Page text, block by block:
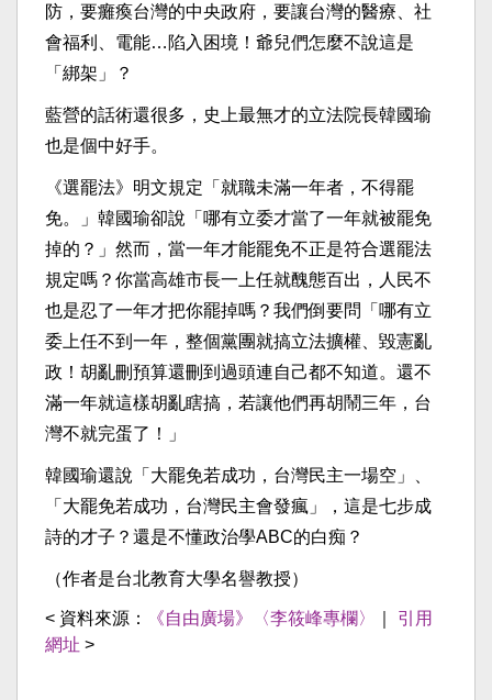
防，要癱瘓台灣的中央政府，要讓台灣的醫療、社
會福利、電能…陷入困境！爺兒們怎麼不說這是
「綁架」？
藍營的話術還很多，史上最無才的立法院長韓國瑜
也是個中好手。
《選罷法》明文規定「就職未滿一年者，不得罷
免。」韓國瑜卻說「哪有立委才當了一年就被罷免
掉的？」然而，當一年才能罷免不正是符合選罷法
規定嗎？你當高雄市長一上任就醜態百出，人民不
也是忍了一年才把你罷掉嗎？我們倒要問「哪有立
委上任不到一年，整個黨團就搞立法擴權、毀憲亂
政！胡亂刪預算還刪到過頭連自己都不知道。還不
滿一年就這樣胡亂瞎搞，若讓他們再胡鬧三年，台
灣不就完蛋了！」
韓國瑜還說「大罷免若成功，台灣民主一場空」、
「大罷免若成功，台灣民主會發瘋」，這是七步成
詩的才子？還是不懂政治學ABC的白痴？
（作者是台北教育大學名譽教授）
< 資料來源： 《自由廣場》〈李筱峰專欄〉
引用
網址 >